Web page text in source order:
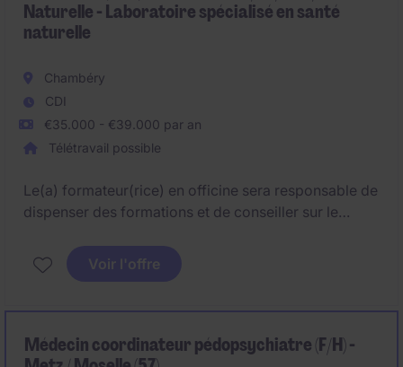
résidents.
Naturelle - Laboratoire spécialisé en santé
naturelle
Chambéry
CDI
€35.000 - €39.000 par an
Télétravail possible
Le(a) formateur(rice) en officine sera responsable de
dispenser des formations et de conseiller sur le
secteur des sciences de la vie nécessite une
expertise en formation et en merchandising pour
Voir l'offre
Médecin coordinateur pédopsychiatre (F/H) -